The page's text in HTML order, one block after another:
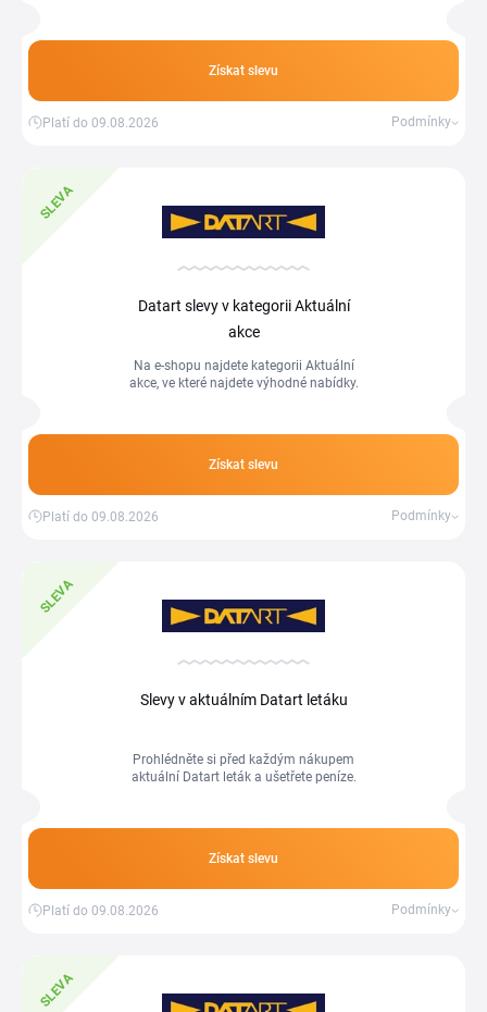
Získat slevu
Platí do 09.08.2026 Podmínky
SLEVA
Datart slevy v kategorii Aktuální
akce
Na e-shopu najdete kategorii Aktuální
akce, ve které najdete výhodné nabídky.
Získat slevu
Platí do 09.08.2026 Podmínky
SLEVA
Slevy v aktuálním Datart letáku
Prohlédněte si před každým nákupem
aktuální Datart leták a ušetřete peníze.
Získat slevu
Platí do 09.08.2026 Podmínky
SLEVA